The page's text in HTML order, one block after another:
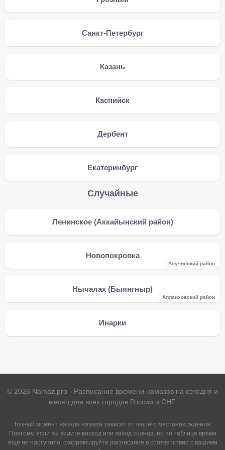
Санкт-Петербург
Казань
Каспийск
Дербент
Екатеринбург
Случайные
Ленинское (Аккайынский район)
Новопокровка
Анучинский район
Нычалах (Быянгныр)
Аллаиховский район
Инарки
© 2026 Namaz.pro - Расписание времени намазов на сегодня и
месяц для всех городов России и СНГ.
Точный момент начала намаза зависит от вашего местонахождения.
Поэтому, если вы видите восход или заход солнца, но по таблице время
еще не наступило, скорректируйте расписание в соответствии с вашими